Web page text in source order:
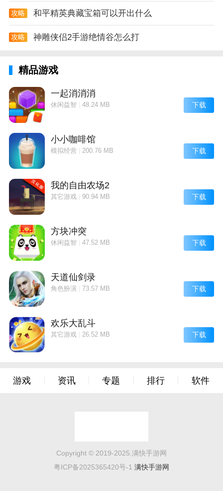
戏玩家驾驶不同的车辆进行碰撞试验将所有对手都撞飞
出去游戏充满了欢乐性玩法也更加的丰富。
2、学习一些新的撞车技术是很重要的各种不同的车辆
3、学习更多的撞击技巧这样就可以帮助你更加轻松的
的去战胜更多的对手哦。
4、驾驶车辆前往终点的时候玩家可以使用一些道具帮
助自己在比赛中减少时间消耗。
赛车碰撞达人评价
在城市间探索探险与物理效果比拼轻松掌握大型车辆的
需要更灵活的反应和操作随着难度的升级速度都会提高
你必须更谨慎；
不一样的汽车样式都能够选择并且他们的性能都不一样
玩起来愈加尽兴刺激;
赛车碰撞比赛一款非常刺激的赛车竞速游戏在这里玩家
可以尽情享受赛车带来的乐趣使用金币升级赛车还能大
幅度提升性能。
攻略 和平精英典藏宝箱可以开出什么
攻略 神雕侠侣2手游绝情谷怎么打
精品游戏
一起消消消
休闲益智 48.24 MB 下载
小小咖啡馆
模拟经营 200.76 MB 下载
我的自由农场2
其它游戏| 90.94 MB 下载
方块冲突
休闲益智 47.52 MB 下载
天道仙剑录
角色扮演| 73.57 MB 下载
欢乐大乱斗
其它游戏| 26.52 MB 下载
游戏 资讯 专题 排行 软件
Copyright © 2019-2025.满快手游网
粤ICP备2025365420号-1 满快手游网